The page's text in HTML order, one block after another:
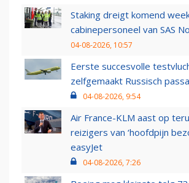
Staking dreigt komend
cabinepersoneel van SAS
04-08-2026, 10:57
Eerste succesvolle
zelfgemaakt Russisch
04-08-2026, 9:54
Air France-KLM aast op
reizigers van ‘hoofdpijn
easyJet
04-08-2026, 7:26